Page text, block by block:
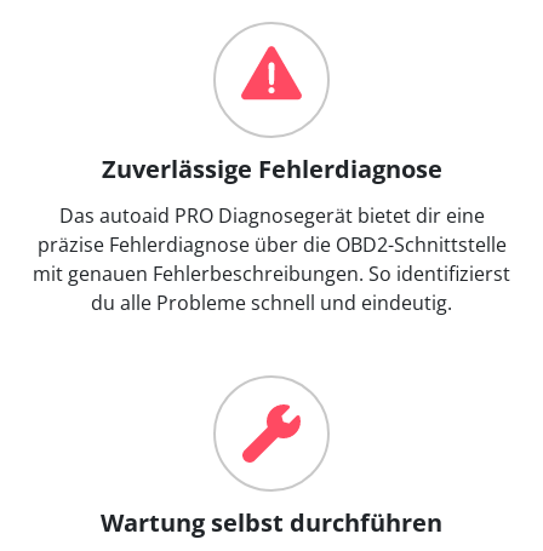
Zuverlässige Fehlerdiagnose
Das autoaid PRO Diagnosegerät bietet dir eine
präzise Fehlerdiagnose über die OBD2-Schnittstelle
mit genauen Fehlerbeschreibungen. So identifizierst
du alle Probleme schnell und eindeutig.
Wartung selbst durchführen